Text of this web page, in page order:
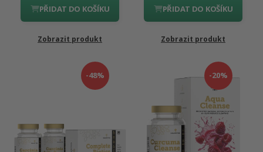
PŘIDAT DO KOŠÍKU
Zobrazit produkt
PŘIDAT DO KOŠÍKU
Zobrazit produkt
-48% -20%